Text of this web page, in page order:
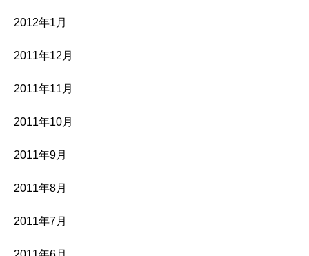
2012年1月
2011年12月
2011年11月
2011年10月
2011年9月
2011年8月
2011年7月